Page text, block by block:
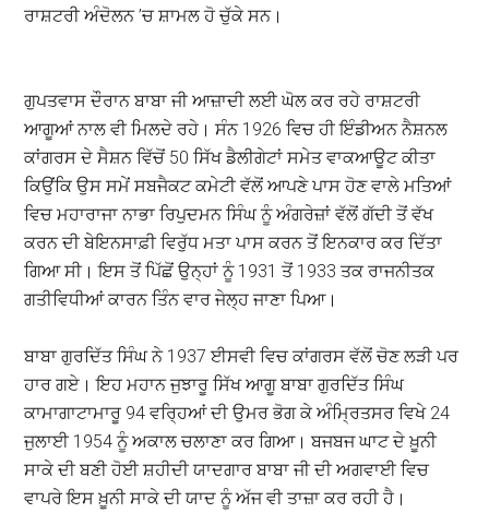
ਰਾਸ਼ਟਰੀ ਅੰਦੋਲਨ ’ਚ ਸ਼ਾਮਲ ਹੋ ਚੁੱਕੇ ਸਨ।
ਗੁਪਤਵਾਸ ਦੌਰਾਨ ਬਾਬਾ ਜੀ ਆਜ਼ਾਦੀ ਲਈ ਘੋਲ ਕਰ ਰਹੇ ਰਾਸ਼ਟਰੀ
ਆਗੂਆਂ ਨਾਲ ਵੀ ਮਿਲਦੇ ਰਹੇ। ਸੰਨ 1926 ਵਿਚ ਹੀ ਇੰਡੀਅਨ ਨੈਸ਼ਨਲ
ਕਾਂਗਰਸ ਦੇ ਸੈਸ਼ਨ ਵਿੱਚੋਂ 50 ਸਿੱਖ ਡੈਲੀਗੇਟਾਂ ਸਮੇਤ ਵਾਕਆਊਟ ਕੀਤਾ
ਕਿਉਂਕਿ ਉਸ ਸਮੇਂ ਸਬਜੈਕਟ ਕਮੇਟੀ ਵੱਲੋਂ ਆਪਣੇ ਪਾਸ ਹੋਣ ਵਾਲੇ ਮਤਿਆਂ
ਵਿਚ ਮਹਾਰਾਜਾ ਨਾਭਾ ਰਿਪੁਦਮਨ ਸਿੰਘ ਨੂੰ ਅੰਗਰੇਜ਼ਾਂ ਵੱਲੋਂ ਗੱਦੀ ਤੋਂ ਵੱਖ
ਕਰਨ ਦੀ ਬੇਇਨਸਾਫ਼ੀ ਵਿਰੁੱਧ ਮਤਾ ਪਾਸ ਕਰਨ ਤੋਂ ਇਨਕਾਰ ਕਰ ਦਿੱਤਾ
ਗਿਆ ਸੀ। ਇਸ ਤੋਂ ਪਿੱਛੋਂ ਉਨ੍ਹਾਂ ਨੂੰ 1931 ਤੋਂ 1933 ਤਕ ਰਾਜਨੀਤਕ
ਗਤੀਵਿਧੀਆਂ ਕਾਰਨ ਤਿੰਨ ਵਾਰ ਜੇਲ੍ਹ ਜਾਣਾ ਪਿਆ।
ਬਾਬਾ ਗੁਰਦਿੱਤ ਸਿੰਘ ਨੇ 1937 ਈਸਵੀ ਵਿਚ ਕਾਂਗਰਸ ਵੱਲੋਂ ਚੋਣ ਲੜੀ ਪਰ
ਹਾਰ ਗਏ। ਇਹ ਮਹਾਨ ਜੁਝਾਰੂ ਸਿੱਖ ਆਗੂ ਬਾਬਾ ਗੁਰਦਿੱਤ ਸਿੰਘ
ਕਾਮਾਗਾਟਾਮਾਰੂ 94 ਵਰਿ੍ਹਆਂ ਦੀ ਉਮਰ ਭੋਗ ਕੇ ਅੰਮ੍ਰਿਤਸਰ ਵਿਖੇ 24
ਜੁਲਾਈ 1954 ਨੂੰ ਅਕਾਲ ਚਲਾਣਾ ਕਰ ਗਿਆ। ਬਜਬਜ ਘਾਟ ਦੇ ਖ਼ੂਨੀ
ਸਾਕੇ ਦੀ ਬਣੀ ਹੋਈ ਸ਼ਹੀਦੀ ਯਾਦਗਾਰ ਬਾਬਾ ਜੀ ਦੀ ਅਗਵਾਈ ਵਿਚ
ਵਾਪਰੇ ਇਸ ਖ਼ੂਨੀ ਸਾਕੇ ਦੀ ਯਾਦ ਨੂੰ ਅੱਜ ਵੀ ਤਾਜ਼ਾ ਕਰ ਰਹੀ ਹੈ।